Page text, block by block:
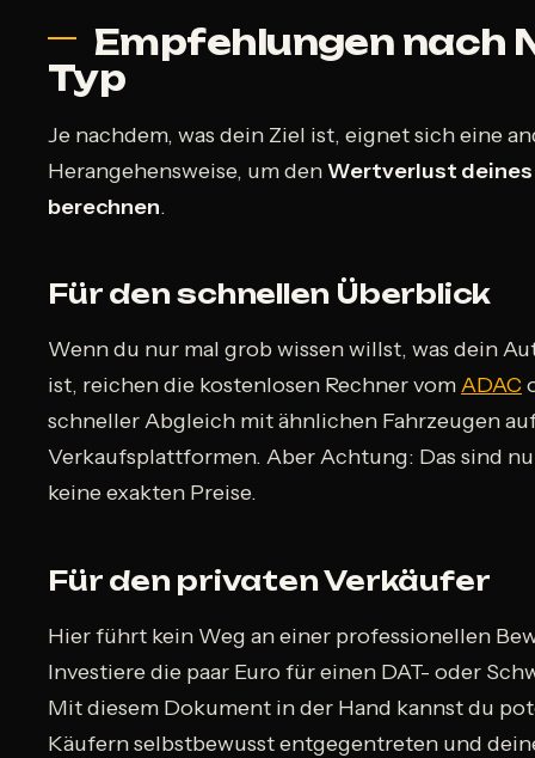
Empfehlungen nach
Typ
Je nachdem, was dein Ziel ist, eignet sich eine
Herangehensweise, um denWertverlust deines
berechnen.
Für den schnellen Überblick
Wenn du nur mal grob wissen willst, was dein
ist, reichen die kostenlosen Rechner vomADAC
schneller Abgleich mit ähnlichen Fahrzeugen
Verkaufsplattformen. Aber Achtung: Das sind
keine exakten Preise.
Für den privaten Verkäufer
Hier führt kein Weg an einer professionellen
Investiere die paar Euro für einen DAT- oder
Mit diesem Dokument in der Hand kannst du
Käufern selbstbewusst entgegentreten und